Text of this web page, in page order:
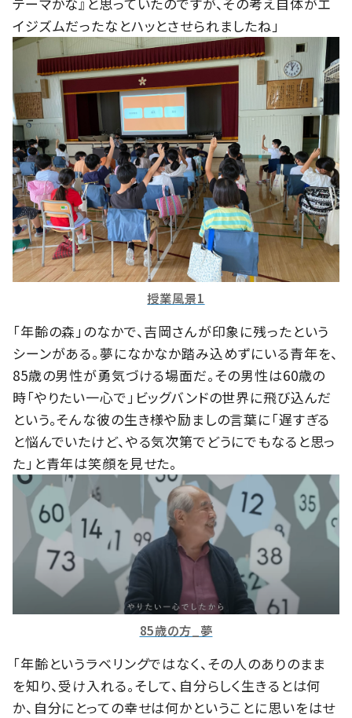
イジズムだったなとハッとさせられましたね」
授業風景1
「年齢の森」のなかで、吉岡さんが印象に残ったという
シーンがある。夢になかなか踏み込めずにいる青年を、
85歳の男性が勇気づける場面だ。その男性は60歳の
時「やりたい一心で」ビッグバンドの世界に飛び込んだ
という。そんな彼の生き様や励ましの言葉に「遅すぎる
と悩んでいたけど、やる気次第でどうにでもなると思っ
た」と青年は笑顔を見せた。
85歳の方_夢
「年齢というラベリングではなく、その人のありのまま
を知り、受け入れる。そして、自分らしく生きるとは何
か、自分にとっての幸せは何かということに思いをはせ